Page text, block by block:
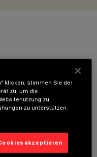
klicken, stimmen Sie der
zu, um die
zu
zu unterstützen.
akzeptieren